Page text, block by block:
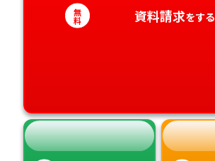
愛知県
香川県
宮崎県
無
料 資料請求をする